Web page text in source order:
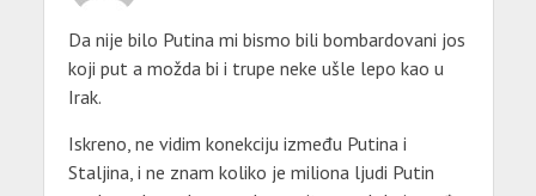
Da nije bilo Putina mi bismo bili bombardovani jos
koji put a možda bi i trupe neke ušle lepo kao u
Irak.
Iskreno, ne vidim konekciju između Putina i
Staljina, i ne znam koliko je miliona ljudi Putin